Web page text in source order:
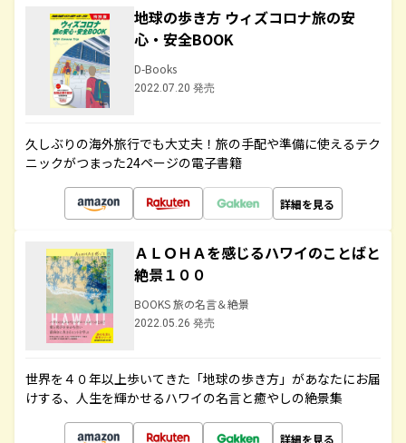
地球の歩き方 ウィズコロナ旅の安
心・安全BOOK
D-Books
2022.07.20 発売
久しぶりの海外旅行でも大丈夫！旅の手配や準備に使えるテク
ニックがつまった24ページの電子書籍
詳細を見る
ＡＬＯＨＡを感じるハワイのことばと
絶景１００
BOOKS 旅の名言＆絶景
2022.05.26 発売
世界を４０年以上歩いてきた「地球の歩き方」があなたにお届
けする、人生を輝かせるハワイの名言と癒やしの絶景集
詳細を見る